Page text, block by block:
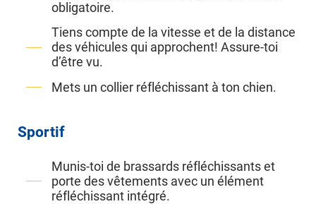
obligatoire.
Tiens compte de la vitesse et de la distance
des véhicules qui approchent! Assure-toi
d’être vu.
Mets un collier réfléchissant à ton chien.
Sportif
Munis-toi de brassards réfléchissants et
porte des vêtements avec un élément
réfléchissant intégré.